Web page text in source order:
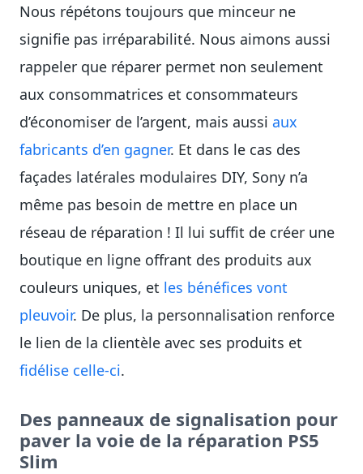
Nous répétons toujours que minceur ne
signifie pas irréparabilité. Nous aimons aussi
rappeler que réparer permet non seulement
aux consommatrices et consommateurs
d’économiser de l’argent, mais aussi aux
fabricants d’en gagner. Et dans le cas des
façades latérales modulaires DIY, Sony n’a
même pas besoin de mettre en place un
réseau de réparation ! Il lui suffit de créer une
boutique en ligne offrant des produits aux
couleurs uniques, et les bénéfices vont
pleuvoir. De plus, la personnalisation renforce
le lien de la clientèle avec ses produits et
fidélise celle-ci.
Des panneaux de signalisation pour
paver la voie de la réparation PS5
Slim